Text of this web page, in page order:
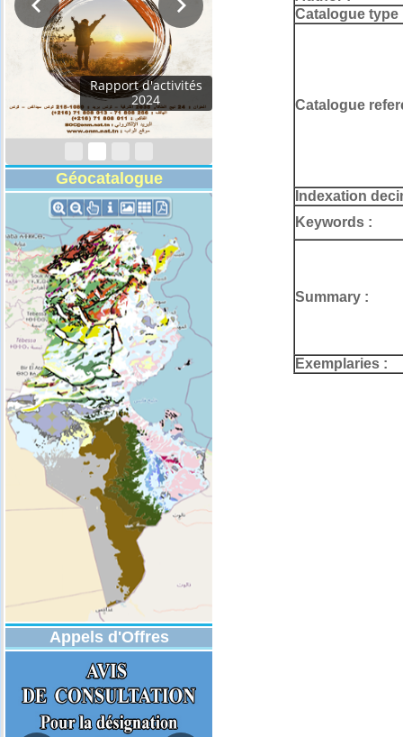
Rapport d'activités
2024
Géocatalogue
Appels d'Offres
Catalogue type
Catalogue
Indexation
Keywords :
Summary :
Exemplaries :